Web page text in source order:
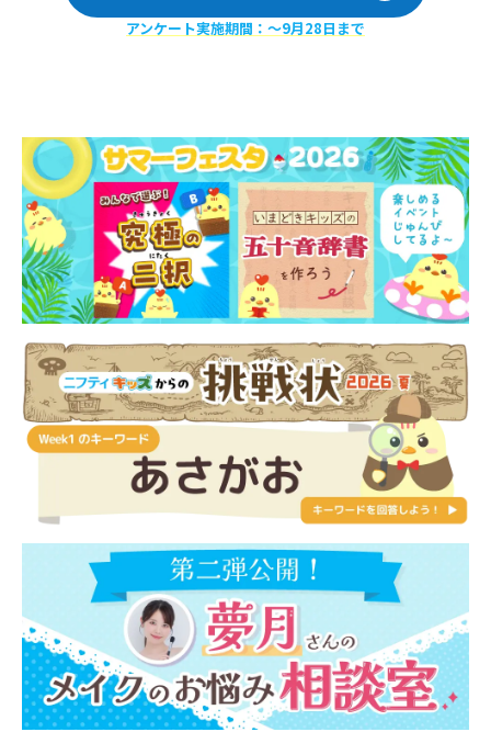
アンケート実施期間：〜9月28日まで